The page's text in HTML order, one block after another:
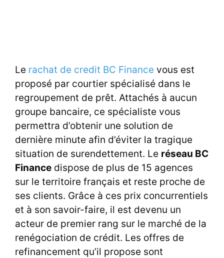
Le rachat de credit BC Finance vous est
proposé par courtier spécialisé dans le
regroupement de prêt. Attachés à aucun
groupe bancaire, ce spécialiste vous
permettra d’obtenir une solution de
dernière minute afin d’éviter la tragique
situation de surendettement. Le réseau BC
Finance dispose de plus de 15 agences
sur le territoire français et reste proche de
ses clients. Grâce à ces prix concurrentiels
et à son savoir-faire, il est devenu un
acteur de premier rang sur le marché de la
renégociation de crédit. Les offres de
refinancement qu’il propose sont